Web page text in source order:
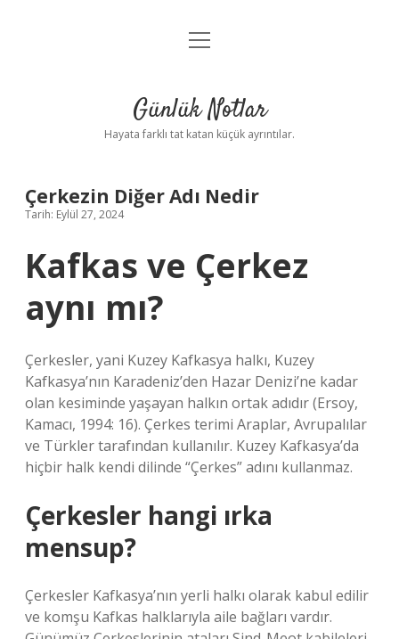
Anasayfa
Yasal Uyarı
menüyü
Günlük Notlar
Hayata farklı tat katan küçük ayrıntılar.
Çerkezin Diğer Adı Nedir
Tarih: Eylül 27, 2024
Kafkas ve Çerkez
aynı mı?
Çerkesler, yani Kuzey Kafkasya halkı, Kuzey
Kafkasya’nın Karadeniz’den Hazar Denizi’ne kadar
olan kesiminde yaşayan halkın ortak adıdır (Ersoy,
Kamacı, 1994: 16). Çerkes terimi Araplar, Avrupalılar
ve Türkler tarafından kullanılır. Kuzey Kafkasya’da
hiçbir halk kendi dilinde “Çerkes” adını kullanmaz.
Çerkesler hangi ırka
mensup?
Çerkesler Kafkasya’nın yerli halkı olarak kabul edilir
ve komşu Kafkas halklarıyla aile bağları vardır.